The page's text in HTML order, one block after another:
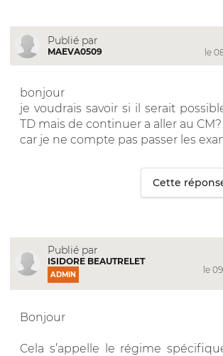
Publié par
MAEVA0509
le
bonjour
je voudrais savoir si il serait
TD mais de continuer a aller au CM?
car je ne compte pas passer les
Cette
Publié par
ISIDORE BEAUTRELET
ADMIN
le
Bonjour
Cela s’appelle le régime